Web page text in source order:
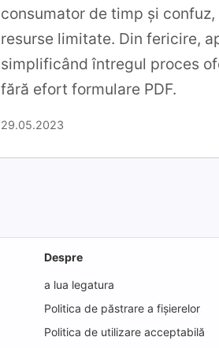
consumator de timp și
resurse limitate. Din fericire,
simplificând întregul proces
fără efort formulare PDF.
29.05.2023
Despre
a lua legatura
Politica de păstrare a fișierelor
Politica de utilizare acceptabilă